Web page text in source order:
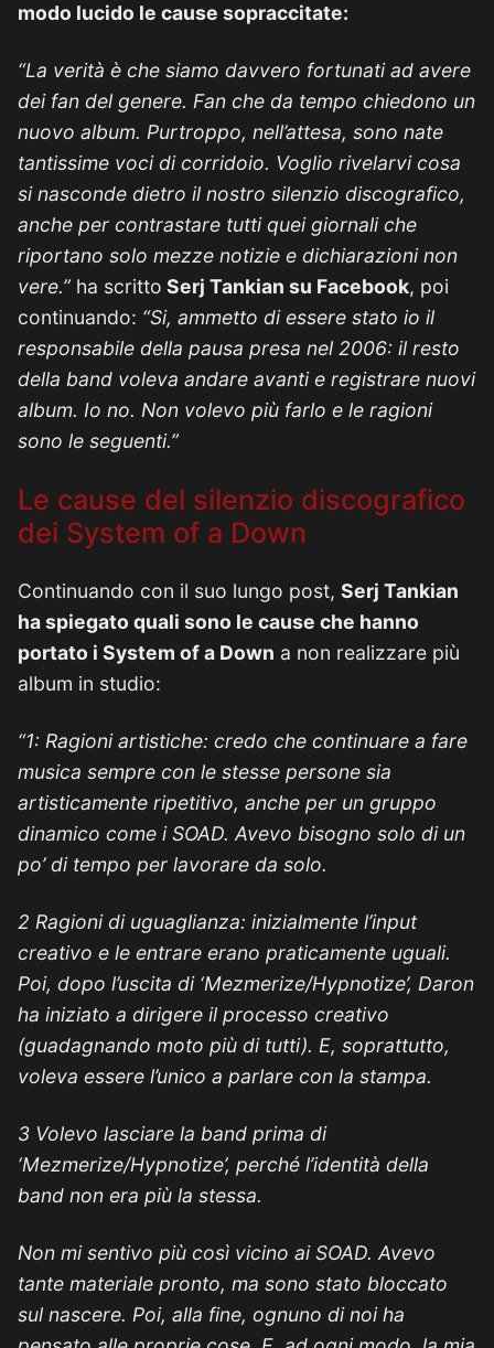
modo lucido le cause sopraccitate:
“La verità è che siamo davvero fortunati ad avere
dei fan del genere. Fan che da tempo chiedono un
nuovo album. Purtroppo, nell’attesa, sono nate
tantissime voci di corridoio. Voglio rivelarvi cosa
si nasconde dietro il nostro silenzio discografico,
anche per contrastare tutti quei giornali che
riportano solo mezze notizie e dichiarazioni non
vere.” ha scritto Serj Tankian su Facebook, poi
continuando: “Si, ammetto di essere stato io il
responsabile della pausa presa nel 2006: il resto
della band voleva andare avanti e registrare nuovi
album. Io no. Non volevo più farlo e le ragioni
sono le seguenti.”
Le cause del silenzio discografico
dei System of a Down
Continuando con il suo lungo post, Serj Tankian
ha spiegato quali sono le cause che hanno
portato i System of a Down a non realizzare più
album in studio:
“1: Ragioni artistiche: credo che continuare a fare
musica sempre con le stesse persone sia
artisticamente ripetitivo, anche per un gruppo
dinamico come i SOAD. Avevo bisogno solo di un
po’ di tempo per lavorare da solo.
2 Ragioni di uguaglianza: inizialmente l’input
creativo e le entrare erano praticamente uguali.
Poi, dopo l’uscita di ‘Mezmerize/Hypnotize’, Daron
ha iniziato a dirigere il processo creativo
(guadagnando moto più di tutti). E, soprattutto,
voleva essere l’unico a parlare con la stampa.
3 Volevo lasciare la band prima di
‘Mezmerize/Hypnotize’, perché l’identità della
band non era più la stessa.
Non mi sentivo più così vicino ai SOAD. Avevo
tante materiale pronto, ma sono stato bloccato
sul nascere. Poi, alla fine, ognuno di noi ha